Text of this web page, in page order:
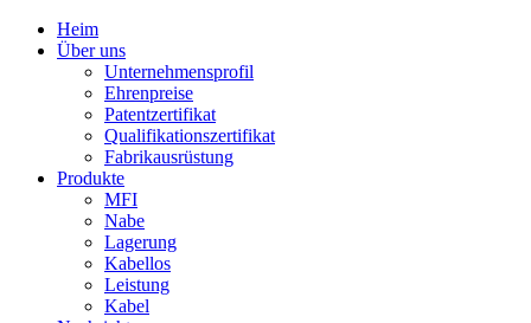
Heim
Über uns
Unternehmensprofil
Ehrenpreise
Patentzertifikat
Qualifikationszertifikat
Fabrikausrüstung
Produkte
MFI
Nabe
Lagerung
Kabellos
Leistung
Kabel